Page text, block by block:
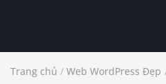
Trang chủ / Web WordPress Đẹp